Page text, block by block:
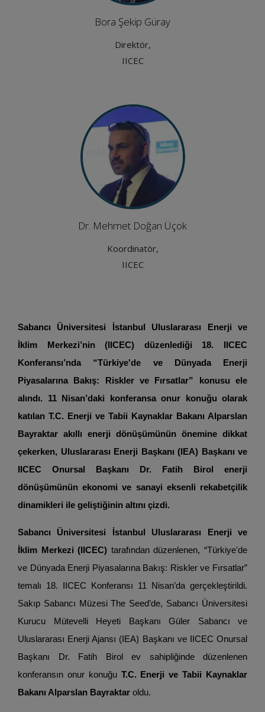
Bora Şekip Güray
Direktör,
IICEC
Dr. Mehmet Doğan Üçok
Koordinatör,
IICEC
Sabancı Üniversitesi İstanbul Uluslararası Enerji ve
İklim Merkezi’nin (IICEC) düzenlediği 18. IICEC
Konferansı’nda “Türkiye'de ve Dünyada Enerji
Piyasalarına Bakış: Riskler ve Fırsatlar” konusu ele
alındı. 11 Nisan’daki konferansa onur konuğu olarak
katılan T.C. Enerji ve Tabii Kaynaklar Bakanı Alparslan
Bayraktar akıllı enerji dönüşümünün önemine dikkat
çekerken, Uluslararası Enerji Başkanı (IEA) Başkanı ve
IICEC Onursal Başkanı Dr. Fatih Birol enerji
dönüşümünün ekonomi ve sanayi eksenli rekabetçilik
dinamikleri ile geliştiğinin altını çizdi.
Sabancı Üniversitesi İstanbul Uluslararası Enerji ve
İklim Merkezi (IICEC) tarafından düzenlenen, “Türkiye'de
ve Dünyada Enerji Piyasalarına Bakış: Riskler ve Fırsatlar”
temalı 18. IICEC Konferansı 11 Nisan’da gerçekleştirildi.
Sakıp Sabancı Müzesi The Seed’de, Sabancı Üniversitesi
Kurucu Mütevelli Heyeti Başkanı Güler Sabancı ve
Uluslararası Enerji Ajansı (IEA) Başkanı ve IICEC Onursal
Başkanı Dr. Fatih Birol ev sahipliğinde düzenlenen
konferansın onur konuğu T.C. Enerji ve Tabii Kaynaklar
Bakanı Alparslan Bayraktar oldu.